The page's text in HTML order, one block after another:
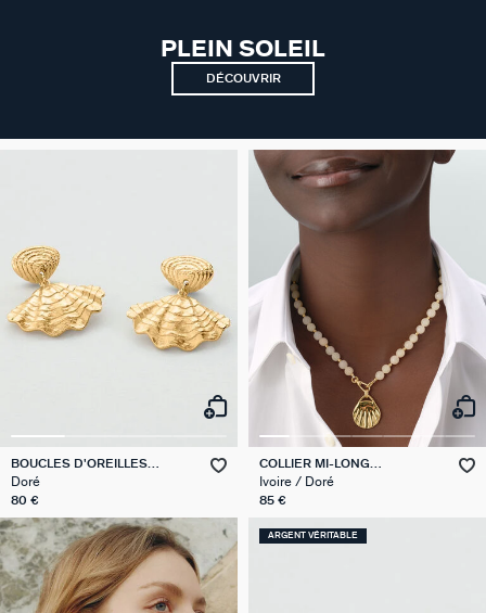
PLEIN SOLEIL
DÉCOUVRIR
BOUCLES D'OREILLES
PENDANTES CALYPSO
Doré
80 €
COLLIER MI-LONG
MADELEINE
Ivoire / Doré
85 €
ARGENT VÉRITABLE